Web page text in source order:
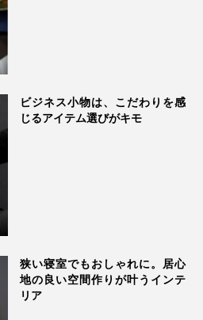
続再生ができます。
ビジネス小物は、こだわりを感
じるアイテム選びがキモ
狭い寝室でもおしゃれに。居心
地の良い空間作りが叶うインテ
リア